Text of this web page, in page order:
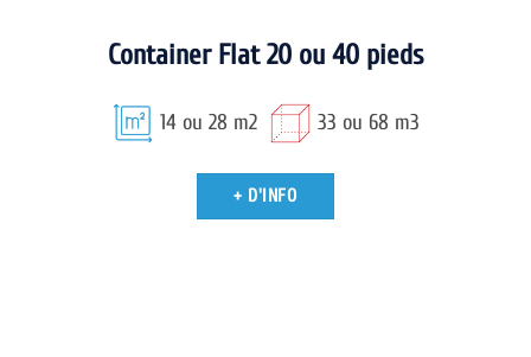
Container Flat 20 ou 40 pieds
14 ou 28 m2 33 ou 68 m3
+ D'INFO